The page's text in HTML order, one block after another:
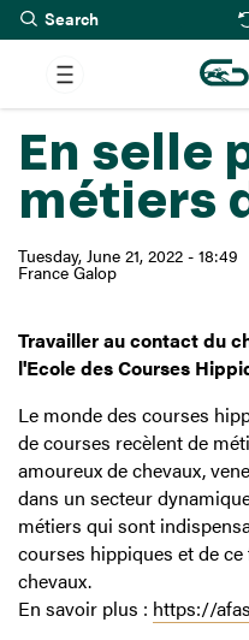
En selle
métiers
Tuesday, June 21, 2022 - 18:49
France Galop
Travailler au contact du
l'Ecole des Courses
Le monde des courses
de courses recèlent de
amoureux de chevaux,
dans un secteur
métiers qui sont
courses hippiques et de
chevaux.
En savoir plus : https://